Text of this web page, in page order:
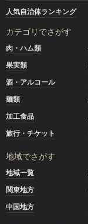
人気自治体ランキング
カテゴリでさがす
肉・ハム類
果実類
酒・アルコール
麺類
加工食品
旅行・チケット
地域でさがす
地域一覧
関東地方
中国地方